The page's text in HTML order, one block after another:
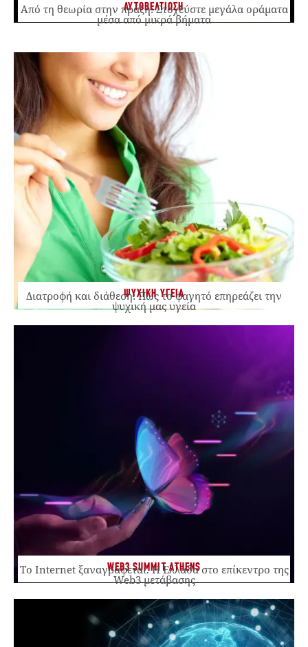
ΑΥΤΟΒΕΛΤΙΩΣΗ
Από τη θεωρία στην πράξη: Στοχεύστε μεγάλα οράματα
μέσα από μικρά βήματα
ΨΥΧΙΚΗ ΥΓΕΙΑ
Διατροφή και διάθεση: Πώς το φαγητό επηρεάζει την
ψυχική μας υγεία
WEB3 SUMMIT ATHENS
Το Internet ξαναγράφεται. Η Ελλάδα στο επίκεντρο της
Web3 μετάβασης